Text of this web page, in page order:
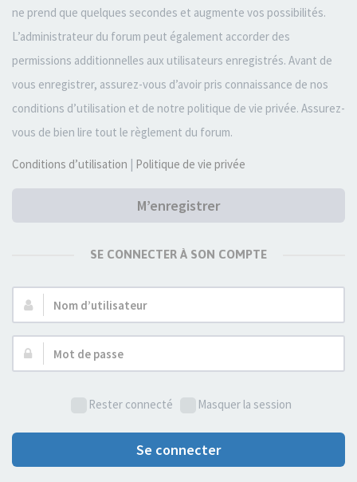
ne prend que quelques secondes et augmente vos possibilités.
L’administrateur du forum peut également accorder des
permissions additionnelles aux utilisateurs enregistrés. Avant de
vous enregistrer, assurez-vous d’avoir pris connaissance de nos
conditions d’utilisation et de notre politique de vie privée. Assurez-
vous de bien lire tout le règlement du forum.
Conditions d’utilisation | Politique de vie privée
M’enregistrer
SE CONNECTER À SON COMPTE
Nom
Mot
Rester connecté Masquer la session
Se connecter